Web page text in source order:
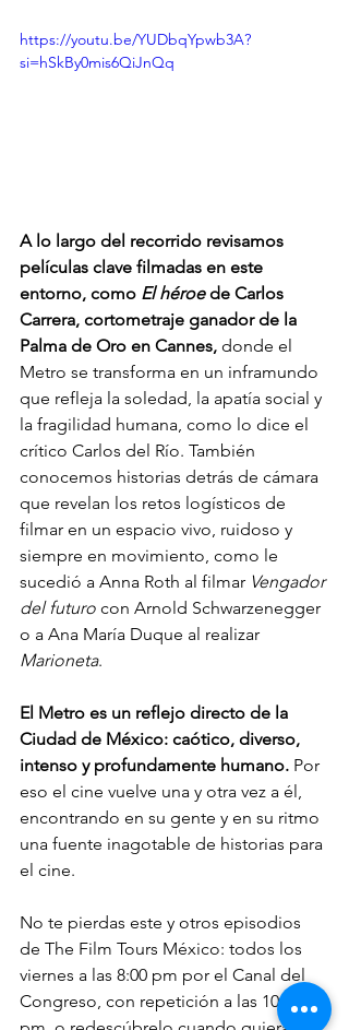
https://youtu.be/YUDbqYpwb3A?
si=hSkBy0mis6QiJnQq
A lo largo del recorrido revisamos
películas clave filmadas en este
entorno, como El héroe de Carlos
Carrera, cortometraje ganador de la
Palma de Oro en Cannes, donde el
Metro se transforma en un inframundo
que refleja la soledad, la apatía social y
la fragilidad humana, como lo dice el
crítico Carlos del Río. También
conocemos historias detrás de cámara
que revelan los retos logísticos de
filmar en un espacio vivo, ruidoso y
siempre en movimiento, como le
sucedió a Anna Roth al filmar Vengador
del futuro con Arnold Schwarzenegger
o a Ana María Duque al realizar
Marioneta.
El Metro es un reflejo directo de la
Ciudad de México: caótico, diverso,
intenso y profundamente humano. Por
eso el cine vuelve una y otra vez a él,
encontrando en su gente y en su ritmo
una fuente inagotable de historias para
el cine.
No te pierdas este y otros episodios
de The Film Tours México: todos los
viernes a las 8:00 pm por el Canal del
Congreso, con repetición a las 10:00